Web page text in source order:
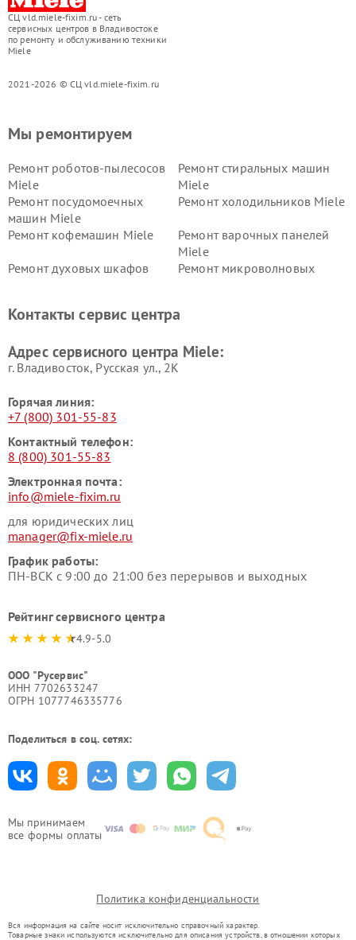
СЦ vld.miele-fixim.ru - сеть
сервисных центров в Владивостоке
по ремонту и обслуживанию техники
Miele
2021-2026 © СЦ vld.miele-fixim.ru
Мы принимаем
все формы оплаты
Мы ремонтируем
Ремонт роботов-пылесосов
Miele
Ремонт стиральных машин
Miele
Ремонт посудомоечных
машин Miele
Ремонт холодильников Miele
Ремонт кофемашин Miele
Ремонт варочных панелей
Miele
Ремонт духовых шкафов
Ремонт микроволновых
Miele
Miele
пылесосов Miele
Контакты сервис центра
Адрес сервисного центра Miele:
г. Владивосток, Русская ул., 2К
Горячая линия:
+7 (800) 301-55-83
Контактный телефон:
8 (800) 301-55-83
Электронная почта:
info@miele-fixim.ru
для юридических лиц
manager@fix-miele.ru
График работы:
ПН-ВСК с 9:00 до 21:00 без перерывов и выходных
Рейтинг сервисного центра
4.9-5.0
ООО "Русервис"
ИНН 7702633247
ОГРН 1077746335776
Поделиться в соц. сетях:
Политика конфиденциальности
Вся информация на сайте носит исключительно справочный характер.
Товарные знаки используются исключительно для описания устройств, в отношении которых